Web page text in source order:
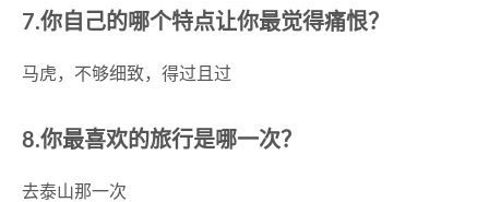
7.你自己的哪个特点让你最觉得痛恨？
马虎，不够细致，得过且过
8.你最喜欢的旅行是哪一次？
去泰山那一次